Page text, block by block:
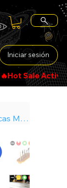
Iniciar sesión
Porta 5 Cortadores Navajas Brocas Maquina Cnc ACC
Search